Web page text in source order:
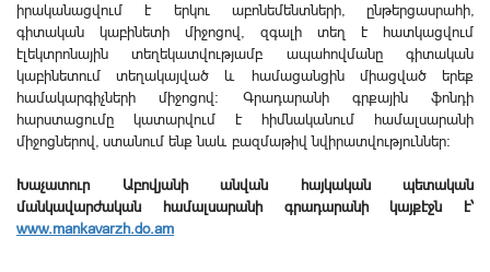
իրականացվում է երկու աբոնեմենտների, ընթերցասրահի,
գիտական կաբինետի միջոցով, զգալի տեղ է հատկացվում
էլեկտրոնային տեղեկատվությամբ ապահովմանը գիտական
կաբինետում տեղակայված և համացանցին միացված երեք
համակարգիչների միջոցով: Գրադարանի գրքային ֆոնդի
հարստացումը կատարվում է հիմնականում համալսարանի
միջոցներով, ստանում ենք նաև բազմաթիվ նվիրատվություններ:
Խաչատուր Աբովյանի անվան հայկական պետական
մանկավարժական համալսարանի գրադարանի կայքէջն է՝
www.mankavarzh.do.am